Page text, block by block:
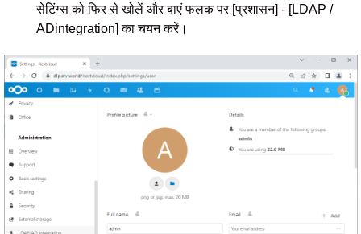
सेटिंग्स को फिर से खोलें और बाएं फलक पर [प्रशासन] - [LDAP /
ADintegration] का चयन करें।